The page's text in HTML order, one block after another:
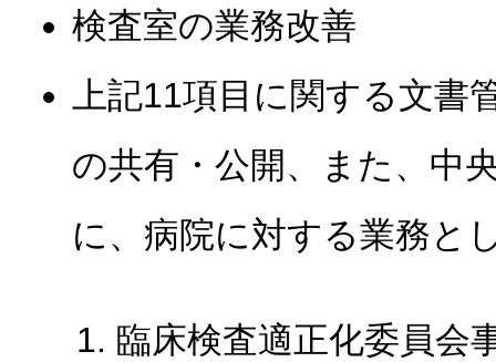
検査室の業務改善
上記11項目に関する文書
の共有・公開、また、中
に、病院に対する業務と
臨床検査適正化委員会